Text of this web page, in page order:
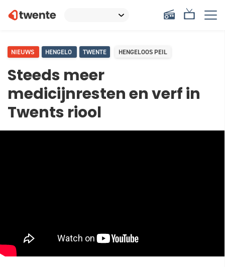
NIEUWS HENGELO TWENTE HENGELOOS PEIL
Steeds meer
medicijnresten en verf in
Twents riool